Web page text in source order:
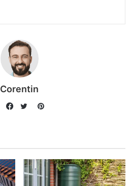
Corentin
Pinterest